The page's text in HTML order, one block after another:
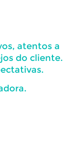
atentos a
do cliente.